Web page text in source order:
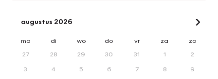
augustus 2026
ma di wo do vr za
zo
27
28 29 30 31 1
2
3
4 5 6 7 8
9